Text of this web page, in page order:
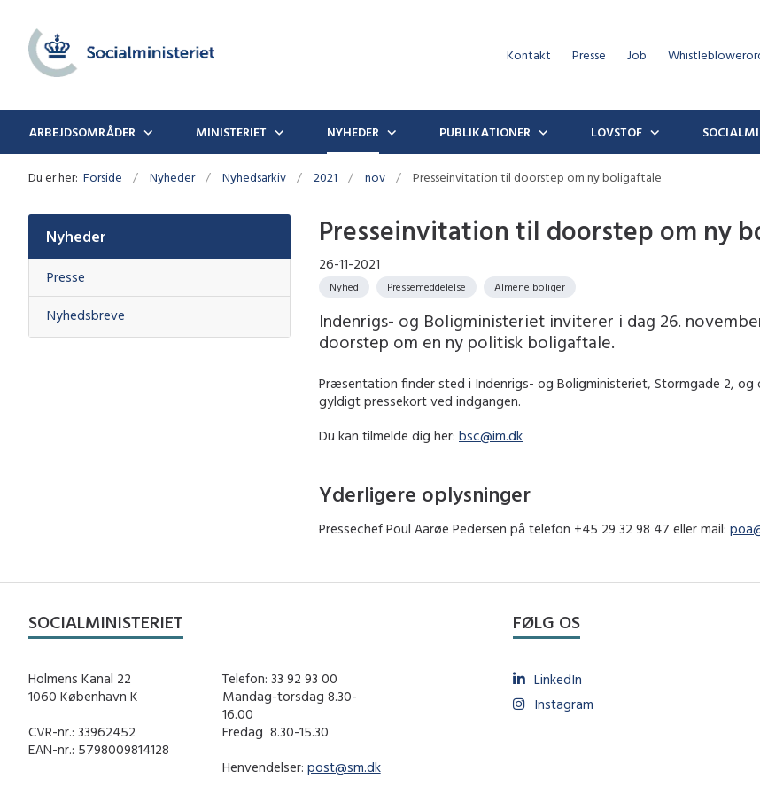
Kontakt Presse Job
ARBEJDSOMRÅDER MINISTERIET NYHEDER PUBLIKATIONER LOVSTOF
Du er her: Forside Nyheder Nyhedsarkiv 2021 nov Presseinvitation til doorstep om ny boligaftale
Nyheder
Presse
Nyhedsbreve
Presseinvitation til doorstep om ny
26-11-2021
Nyhed Pressemeddelelse Almene boliger
Indenrigs- og Boligministeriet inviterer i dag 26.
doorstep om en ny politisk boligaftale.
Præsentation finder sted i Indenrigs- og Boligministeriet, Stormgade 2, og
gyldigt pressekort ved indgangen.
Du kan tilmelde dig her: bsc@im.dk
Yderligere oplysninger
Pressechef Poul Aarøe Pedersen på telefon +45 29 32 98 47 eller mail:
SOCIALMINISTERIET
Holmens Kanal 22
1060 København K
CVR-nr.: 33962452
EAN-nr.: 5798009814128
Telefon: 33 92 93 00
Mandag-torsdag 8.30-
16.00
Fredag ​ 8.30-15.30
Henvendelser: post@sm.dk
FØLG OS
LinkedIn
Instagram